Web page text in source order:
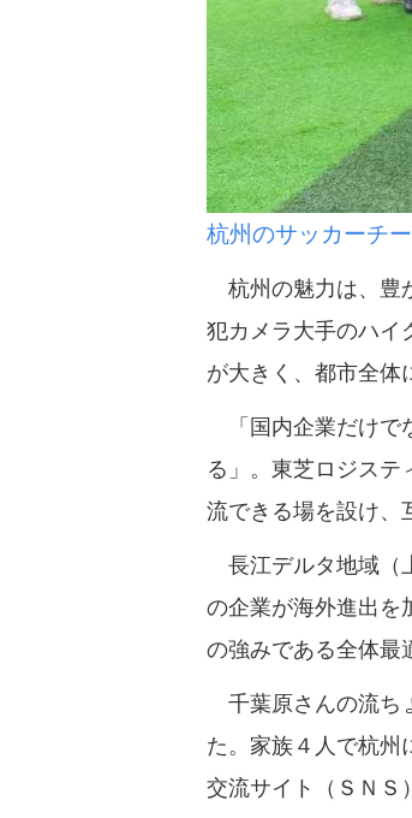
杭州のサッカーチ
杭州の魅力は、豊
犯カメラ大手のハイ
が大きく、都市全体
「国内企業だけで
る」。東芝ロジステ
流できる場を設け、
長江デルタ地域（
の企業が海外進出を
の強みである全体最
千葉原さんの流ち
た。家族４人で杭州
交流サイト（ＳＮＳ